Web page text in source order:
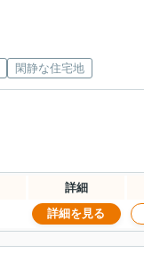
閑静な住宅地
詳細
詳細を見る